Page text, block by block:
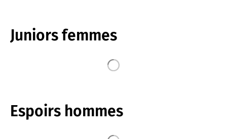
Juniors femmes
Espoirs hommes